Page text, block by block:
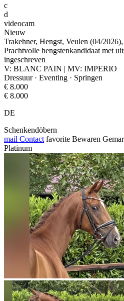
c
d
videocam
Nieuw
Trakehner, Hengst, Veulen (04/
Prachtvolle hengstenkandidaat met
ingeschreven
V: BLANC PAIN | MV: IMPERIO
Dressuur · Eventing · Springen
€ 8.000
€ 8.000
DE
Schenkendöbern
mail Contact favorite Bewaren
Platinum